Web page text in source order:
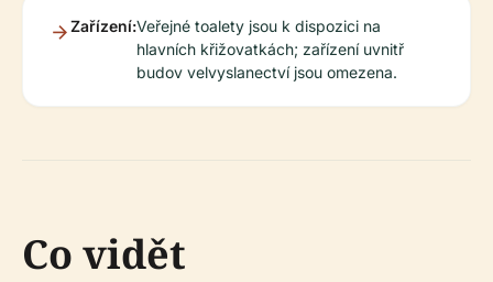
Zařízení:Veřejné toalety jsou k dispozici na
hlavních křižovatkách; zařízení uvnitř
budov velvyslanectví jsou omezena.
Co vidět